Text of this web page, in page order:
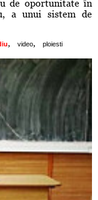
de oportunitate în
a unui sistem de
, video, ploiesti